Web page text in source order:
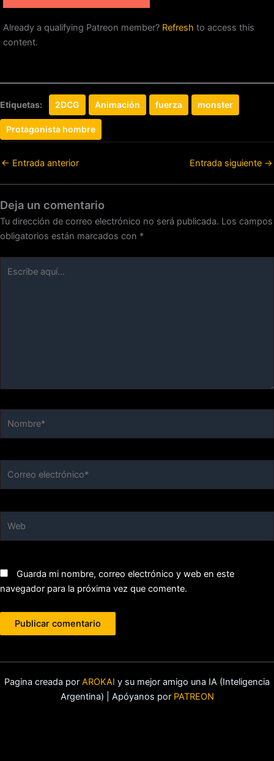
Already a qualifying Patreon member? Refresh to access this
content.
Etiquetas: 2DCG Animación fuerza monster
Protagonista hombre
← Entrada anterior Entrada siguiente →
Deja un comentario
Tu dirección de correo electrónico no será publicada. Los campos
obligatorios están marcados con *
aquí...
Guarda mi nombre, correo electrónico y web en este
navegador para la próxima vez que comente.
Pagina creada por AROKAI y su mejor amigo una IA (Inteligencia
Argentina) | Apóyanos por PATREON